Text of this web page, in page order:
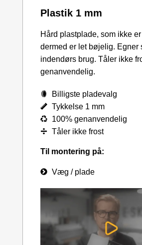
Plastik 1 mm
Hård plastplade, som ikke
dermed er let bøjelig. Egner
indendørs brug. Tåler ikke
genanvendelig.
Billigste pladevalg
Tykkelse 1 mm
100% genanvendelig
Tåler ikke frost
Til montering på:
Væg / plade